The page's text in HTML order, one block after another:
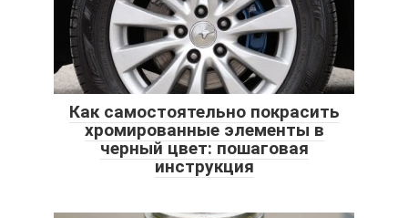
Как самостоятельно покрасить
хромированные элементы в
черный цвет: пошаговая
инструкция